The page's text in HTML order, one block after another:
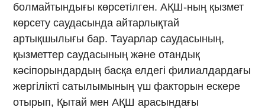
болмайтындығы көрсетілген. АҚШ-ның қызмет
көрсету саудасында айтарлықтай
артықшылығы бар. Тауарлар саудасының,
қызметтер саудасының және отандық
кәсіпорындардың басқа елдегі филиалдардағы
жергілікті сатылымының үш факторын ескере
отырып, Қытай мен АҚШ арасындағы